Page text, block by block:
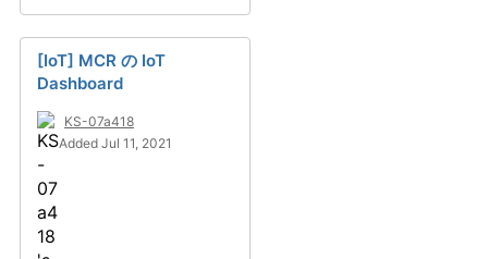
[IoT] MCR の IoT
Dashboard
KS-07a418
Added Jul 11, 2021